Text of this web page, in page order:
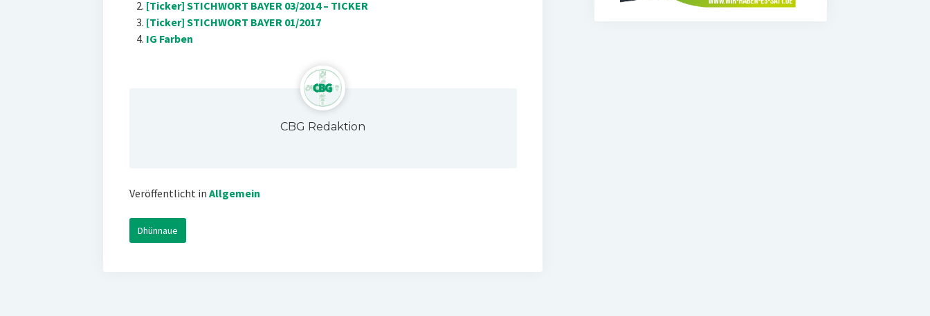
[Ticker] STICHWORT BAYER 03/2014 – TICKER
[Ticker] STICHWORT BAYER 01/2017
IG Farben
CBG Redaktion
Veröffentlicht in Allgemein
Dhünnaue